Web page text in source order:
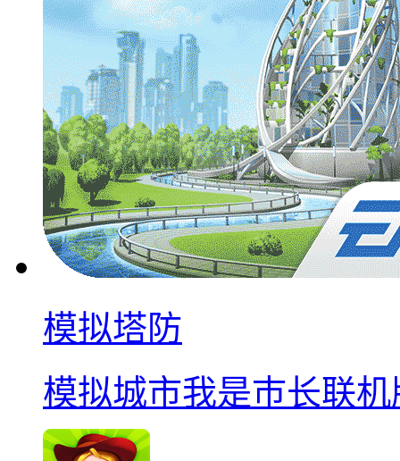
模拟塔防
模拟城市我是巿长联机